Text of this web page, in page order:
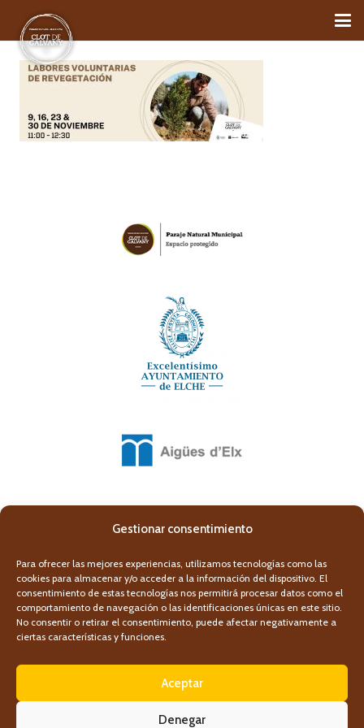
Gestionar consentimiento
Para ofrecer las mejores experiencias, utilizamos tecnologías como las
cookies para almacenar y/o acceder a la información del dispositivo. El
consentimiento de estas tecnologías nos permitirá procesar datos como el
comportamiento de navegación o las identificaciones únicas en este sitio.
No consentir o retirar el consentimiento, puede afectar negativamente a
ciertas características y funciones.
Aceptar
Denegar